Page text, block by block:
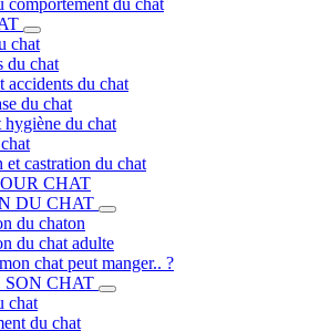
comportement du chat
chat
du chat
accidents du chat
du chat
hygiène du chat
et castration du chat
CHAT
DU CHAT
du chaton
du chat adulte
chat peut manger.. ?
SON CHAT
chat
du chat